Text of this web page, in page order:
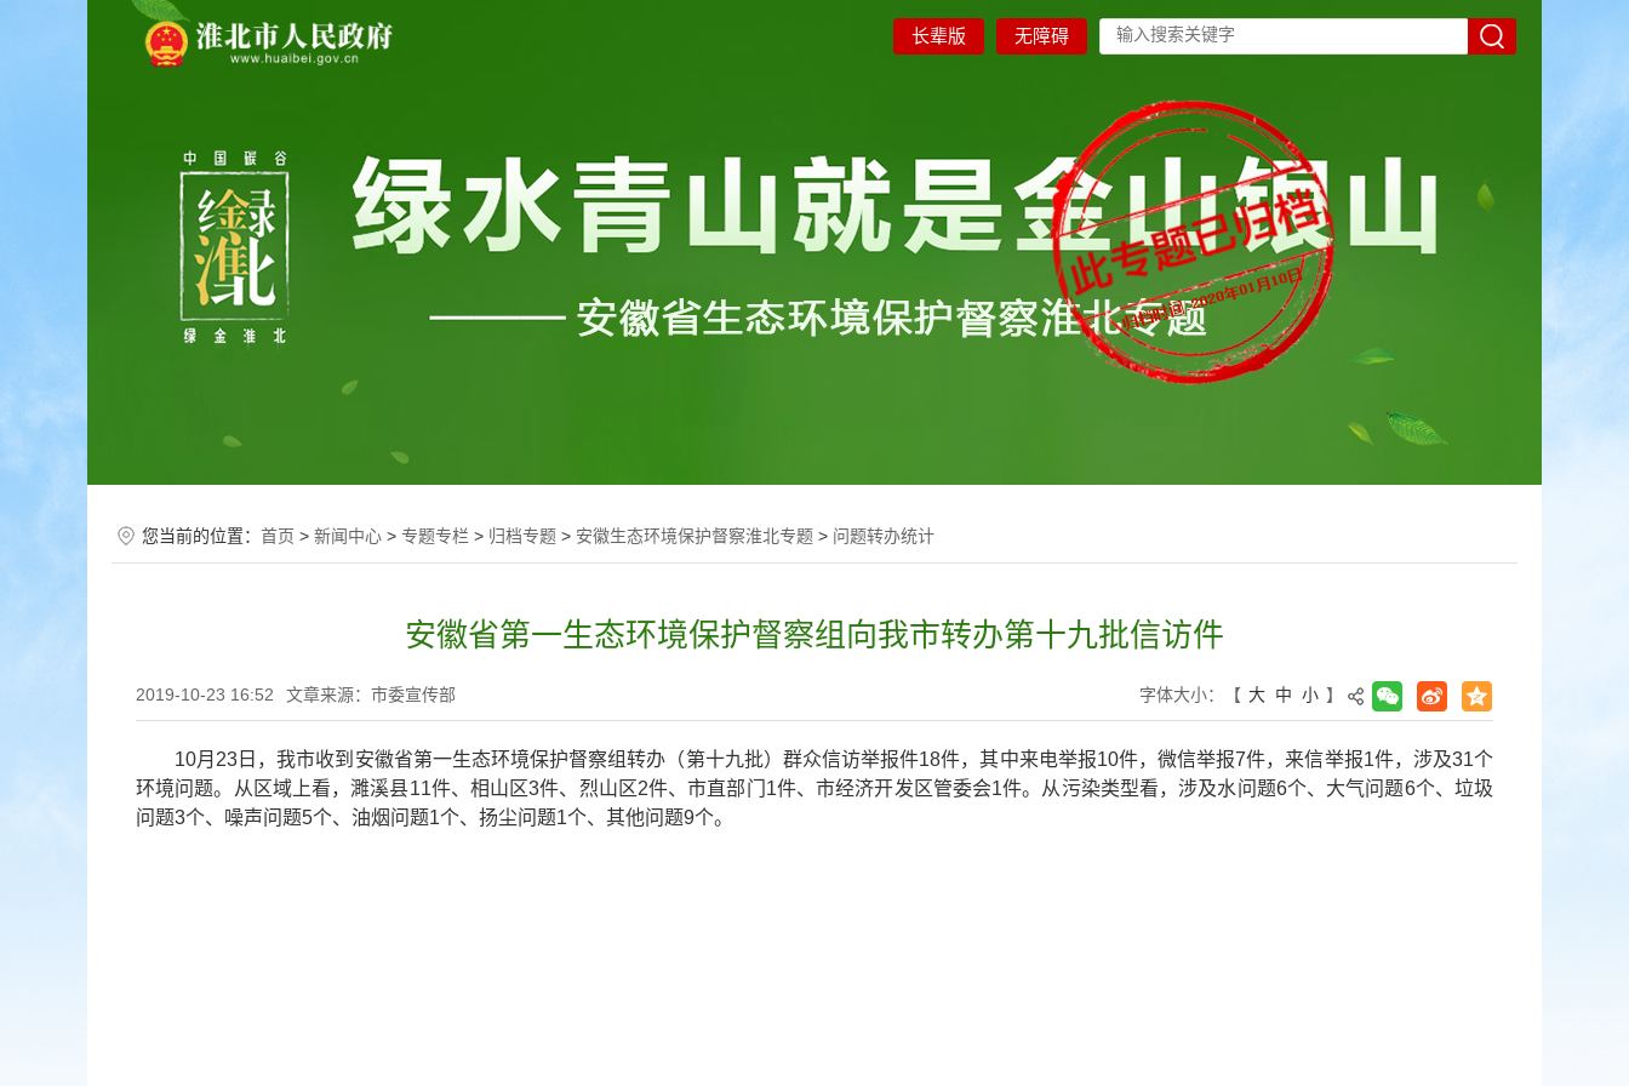
长辈版 无障碍
您当前的位置： 首页 > 新闻中心 > 专题专栏 > 归档专题 > 安徽生态环境保护督察淮北专题 > 问题转办统计
安徽省第一生态环境保护督察组向我市转办第十九批信访件
2019-10-23 16:52 文章来源：市委宣传部 字体大小： 【 大 中 小 】
10月23日，我市收到安徽省第一生态环境保护督察组转办（第十九批）群众信访举报件18件，其中来电举报10件，微信举报7件，来信举报1件，涉及31个
环境问题。从区域上看，濉溪县11件、相山区3件、烈山区2件、市直部门1件、市经济开发区管委会1件。从污染类型看，涉及水问题6个、大气问题6个、垃圾
问题3个、噪声问题5个、油烟问题1个、扬尘问题1个、其他问题9个。